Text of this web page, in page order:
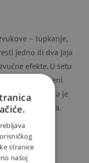
– lupkanje,
jedno ili dva jaja
efekte. U setu
dječji glazbeni
ruke. Igračka je
je ukupno 5 jaja.
stranice
našoj